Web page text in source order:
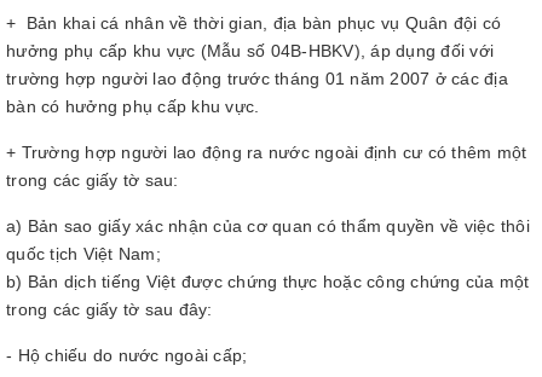
+ Bản khai cá nhân về thời gian, địa bàn phục vụ Quân đội có
hưởng phụ cấp khu vực (Mẫu số 04B-HBKV), áp dụng đối với
trường hợp người lao động trước tháng 01 năm 2007 ở các địa
bàn có hưởng phụ cấp khu vực.
+ Trường hợp người lao động ra nước ngoài định cư có thêm một
trong các giấy tờ sau:
a) Bản sao giấy xác nhận của cơ quan có thẩm quyền về việc thôi
quốc tịch Việt Nam;
b) Bản dịch tiếng Việt được chứng thực hoặc công chứng của một
trong các giấy tờ sau đây:
- Hộ chiếu do nước ngoài cấp;